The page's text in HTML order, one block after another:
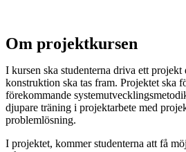
Om projektkursen
I kursen ska studenterna driva ett
konstruktion ska tas fram. Projektet ska
förekommande
djupare träning i projektarbete med
problemlösning.
I projektet, kommer studenterna att få